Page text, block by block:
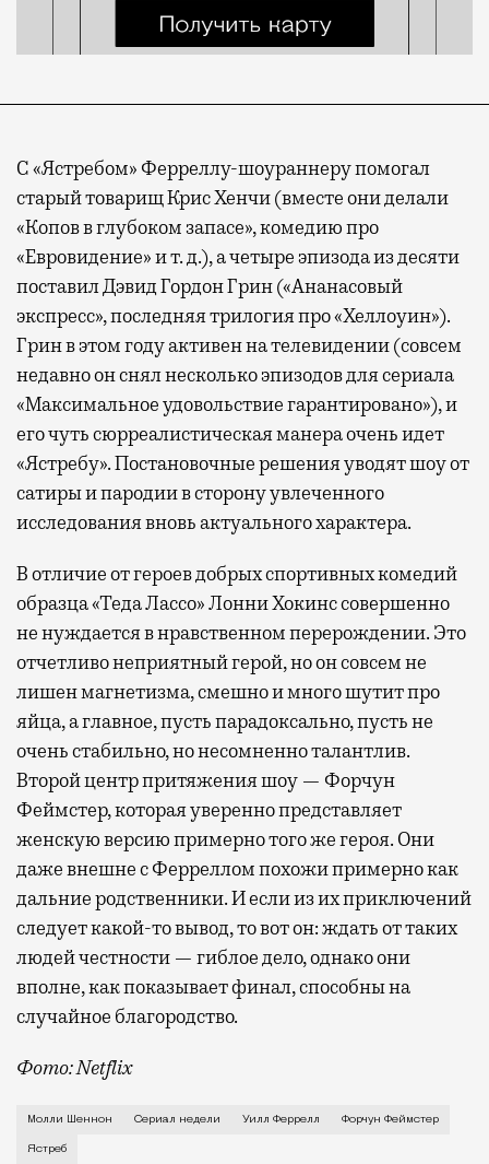
С «Ястребом» Ферреллу-шоураннеру помогал
старый товарищ Крис Хенчи (вместе они делали
«Копов в глубоком запасе», комедию про
«Евровидение» и т. д.), а четыре эпизода из десяти
поставил Дэвид Гордон Грин («Ананасовый
экспресс», последняя трилогия про «Хеллоуин»).
Грин в этом году активен на телевидении (совсем
недавно он снял несколько эпизодов для сериала
«Максимальное удовольствие гарантировано»), и
его чуть сюрреалистическая манера очень идет
«Ястребу». Постановочные решения уводят шоу от
сатиры и пародии в сторону увлеченного
исследования вновь актуального характера.
В отличие от героев добрых спортивных комедий
образца «Теда Лассо» Лонни Хокинс совершенно
не нуждается в нравственном перерождении. Это
отчетливо неприятный герой, но он совсем не
лишен магнетизма, смешно и много шутит про
яйца, а главное, пусть парадоксально, пусть не
очень стабильно, но несомненно талантлив.
Второй центр притяжения шоу — Форчун
Феймстер, которая уверенно представляет
женскую версию примерно того же героя. Они
даже внешне с Ферреллом похожи примерно как
дальние родственники. И если из их приключений
следует какой-то вывод, то вот он: ждать от таких
людей честности — гиблое дело, однако они
вполне, как показывает финал, способны на
случайное благородство.
Фото: Netflix
Когда-то Лонни Хокинс (Уилл Феррелл) был
Молли Шеннон Сериал недели Уилл Феррелл Форчун Феймстер
Ястреб